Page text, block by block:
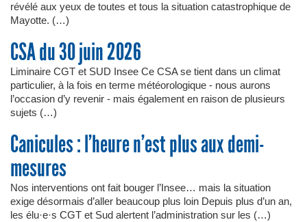
révélé aux yeux de toutes et tous la situation catastrophique de
Mayotte. (…)
CSA du 30 juin 2026
Liminaire CGT et SUD Insee Ce CSA se tient dans un climat
particulier, à la fois en terme météorologique - nous aurons
l’occasion d’y revenir - mais également en raison de plusieurs
sujets (…)
Canicules : l’heure n’est plus aux demi-
mesures
Nos interventions ont fait bouger l’Insee… mais la situation
exige désormais d’aller beaucoup plus loin Depuis plus d’un an,
les élu·e·s CGT et Sud alertent l’administration sur les (…)